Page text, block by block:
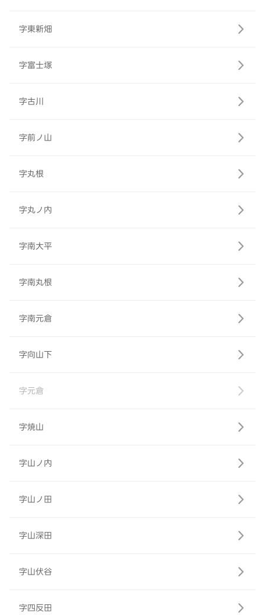
字東新畑
字富士塚
字古川
字前ノ山
字丸根
字丸ノ内
字南大平
字南丸根
字南元倉
字向山下
字元倉
字焼山
字山ノ内
字山ノ田
字山深田
字山伏谷
字四反田